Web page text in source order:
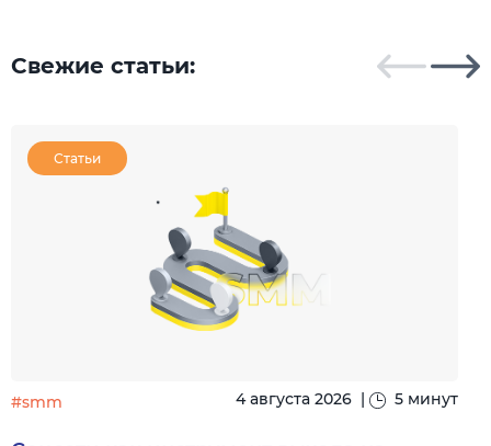
Свежие статьи:
Статьи
#smm 4 августа 2026 | 5 минут